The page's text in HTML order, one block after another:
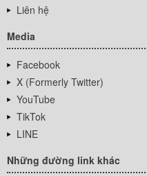
Liên hệ
Media
Facebook
X (Formerly Twitter)
YouTube
TikTok
LINE
Những đường link khác